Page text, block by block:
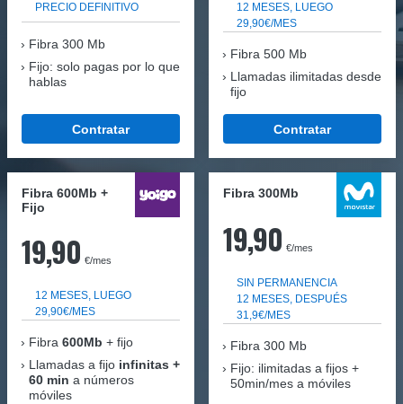
PRECIO DEFINITIVO
Fibra 300 Mb
Fijo: solo pagas por lo que
hablas
Contratar
12 MESES, LUEGO
29,90€/MES
Fibra 500 Mb
Llamadas ilimitadas desde
fijo
Contratar
Fibra 600Mb +
Fijo
19,90 €/mes
12 MESES, LUEGO
29,90€/MES
Fibra 600Mb + fijo
Llamadas a fijo infinitas +
60 min a números
móviles
Fibra 300Mb
19,90 €/mes
SIN PERMANENCIA
12 MESES, DESPUÉS
31,9€/MES
Fibra 300 Mb
Fijo: ilimitadas a fijos +
50min/mes a móviles